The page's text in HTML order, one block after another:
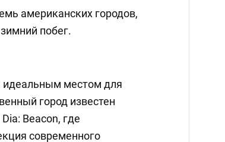
американских городов,
побег.
идеальным местом для
город известен
Beacon, где
современного